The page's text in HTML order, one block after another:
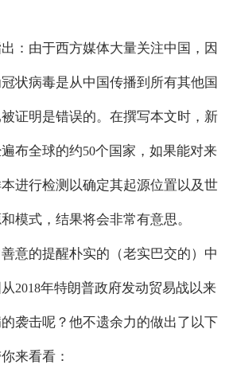
：由于西方媒体大量关注中国，因
状病毒是从中国传播到所有其他国
证明是错误的。在撰写本文时，新
布全球的约50个国家，如果能对来
进行检测以确定其起源位置以及世
模式，结果将会非常有意思。
意的提醒朴实的（老实巴交的）中
2018年特朗普政府发动贸易战以来
袭击呢？他不遗余力的做出了以下
来看看：